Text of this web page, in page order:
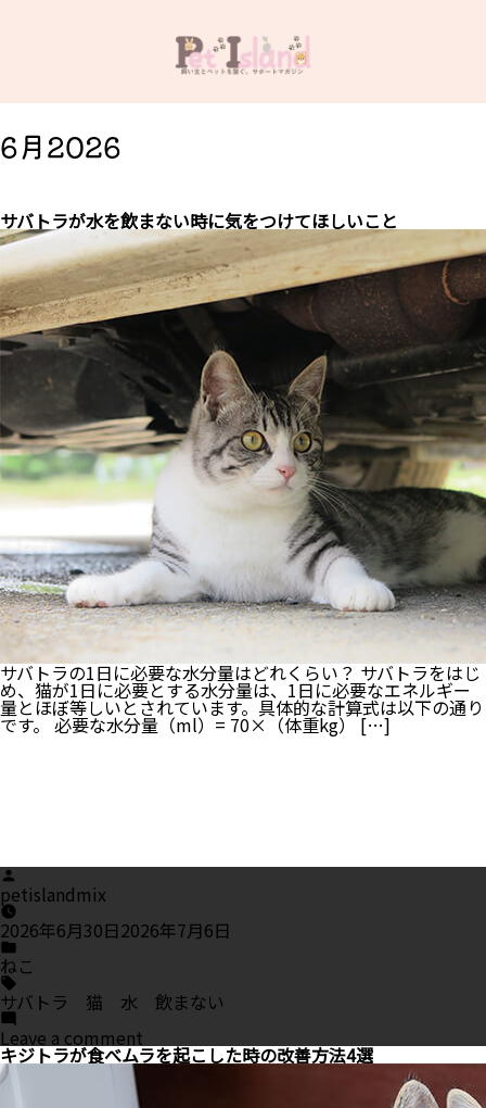
6月2026
サバトラが水を飲まない時に気をつけてほしいこと
サバトラの1日に必要な水分量はどれくらい？ サバトラをはじ
め、猫が1日に必要とする水分量は、1日に必要なエネルギー
量とほぼ等しいとされています。具体的な計算式は以下の通り
です。 必要な水分量（ml）= 70×（体重kg） […]
Posted
by
petislandmix
2026年6月30日2026年7月6日
Posted
in
ねこ
Tags:
サバトラ 猫 水 飲まない
Leave a comment
サ
バ
キジトラが食べムラを起こした時の改善方法4選